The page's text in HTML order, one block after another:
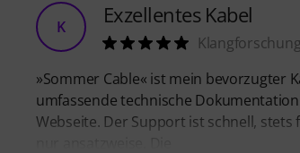
K Exzellentes Kabel
»Sommer Cable« ist mein bevorzugter
umfassende technische
Webseite. Der Support ist schnell,